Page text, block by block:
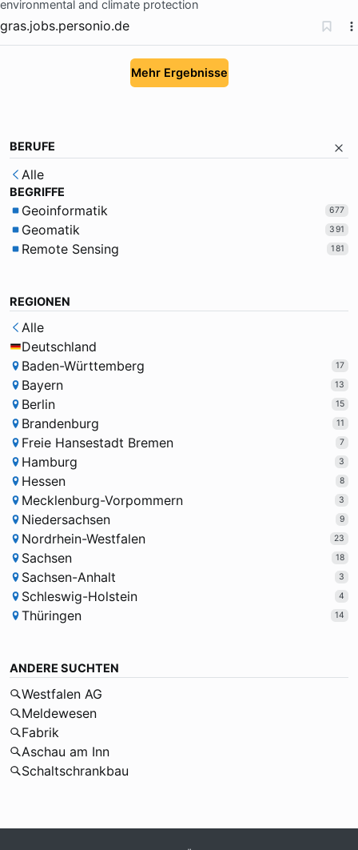
environmental and climate protection
gras.jobs.personio.de
Mehr Ergebnisse
BERUFE
Alle
BEGRIFFE
Geoinformatik 677
Geomatik 391
Remote Sensing 181
REGIONEN
Alle
Deutschland
Baden-Württemberg
17
Bayern 13
Berlin 15
Brandenburg 11
Freie Hansestadt Bremen 7
Hamburg 3
Hessen 8
Mecklenburg-Vorpommern 3
Niedersachsen 9
Nordrhein-Westfalen 23
Sachsen 18
Sachsen-Anhalt 3
Schleswig-Holstein 4
Thüringen 14
ANDERE SUCHTEN
Westfalen AG
Meldewesen
Fabrik
Aschau am Inn
Schaltschrankbau